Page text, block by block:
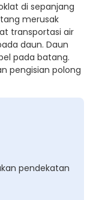
di sepanjang
merusak
transportasi air
daun. Daun
pada batang.
pengisian polong
pendekatan